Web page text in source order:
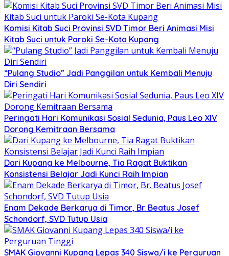
Komisi Kitab Suci Provinsi SVD Timor Beri Animasi Misi
Kitab Suci untuk Paroki Se-Kota Kupang
“Pulang Studio” Jadi Panggilan untuk Kembali Menuju
Diri Sendiri
Peringati Hari Komunikasi Sosial Sedunia, Paus Leo XIV
Dorong Kemitraan Bersama
Dari Kupang ke Melbourne, Tia Ragat Buktikan
Konsistensi Belajar Jadi Kunci Raih Impian
Enam Dekade Berkarya di Timor, Br. Beatus Josef
Schondorf, SVD Tutup Usia
SMAK Giovanni Kupang Lepas 340 Siswa/i ke Perguruan